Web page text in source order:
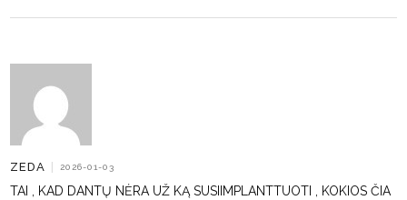
ZEDA | 2026-01-03
TAI , KAD DANTŲ NĖRA UŽ KĄ SUSIIMPLANTTUOTI , KOKIOS ČIA